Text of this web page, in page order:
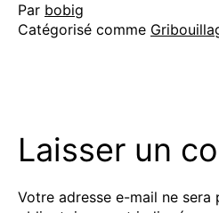
Par bobig
Catégorisé comme
Laisser un
Votre adresse e-mail ne sera